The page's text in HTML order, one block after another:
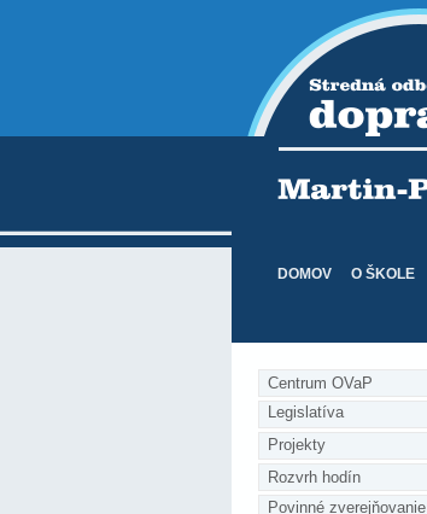
O ŠKOLE
DOMOV
Povinné zverejňovanie
Projekty
Rozvrh hodín
Centrum OVaP
Legislatíva